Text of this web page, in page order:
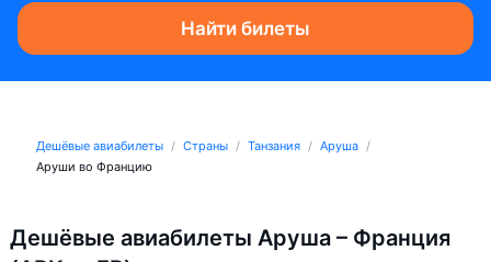
Найти билеты
Дешёвые авиабилеты Страны Танзания
Аруша
Аруши во Францию
Дешёвые авиабилеты Аруша – Франция